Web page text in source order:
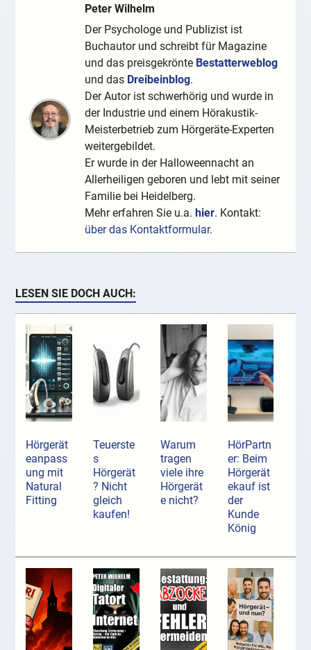
Peter Wilhelm
Der Psychologe und Publizist ist
Buchautor und schreibt für Magazine
und das preisgekrönte Bestatterweblog
und das Dreibeinblog.
Der Autor ist schwerhörig und wurde in
der Industrie und einem Hörakustik-
Meisterbetrieb zum Hörgeräte-Experten
weitergebildet.
Er wurde in der Halloweennacht an
Allerheiligen geboren und lebt mit seiner
Familie bei Heidelberg.
Mehr erfahren Sie u.a.hier. Kontakt:
über das Kontaktformular.
LESEN SIE DOCH AUCH:
Hörgerät
eanpass
ung mit
Natural
Fitting
Teuerste
s
Hörgerät
? Nicht
gleich
kaufen!
Warum
tragen
viele ihre
Hörgerät
e nicht?
HörPartn
er: Beim
Hörgerät
ekauf ist
der
Kunde
König